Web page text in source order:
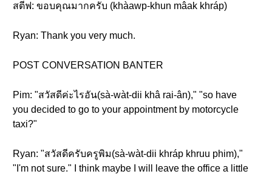
สตีฟ: ขอบคุณมากครับ (khàawp-khun mâak khráp)
Ryan: Thank you very much.
POST CONVERSATION BANTER
Pim: "สวัสดีค่ะไรอัน(sà-wàt-dii khâ rai-ân)," "so have
you decided to go to your appointment by motorcycle
taxi?"
Ryan: "สวัสดีครับครูพิม(sà-wàt-dii khráp khruu phim),"
"I'm not sure." I think maybe I will leave the office a little